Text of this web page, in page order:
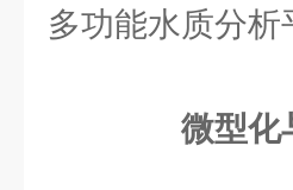
多功能水质分析
微型化